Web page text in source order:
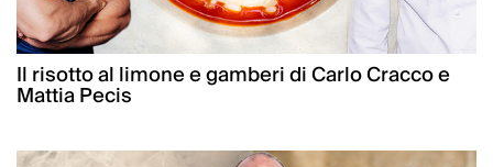
Il risotto al limone e gamberi di Carlo Cracco e
Mattia Pecis